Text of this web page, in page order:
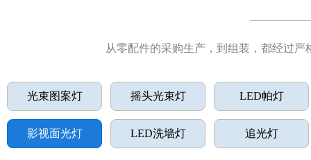
从零配件的采购生产，到组装，都经过
光束图案灯 摇头光束灯 LED帕灯
影视面光灯 LED洗墙灯 追光灯